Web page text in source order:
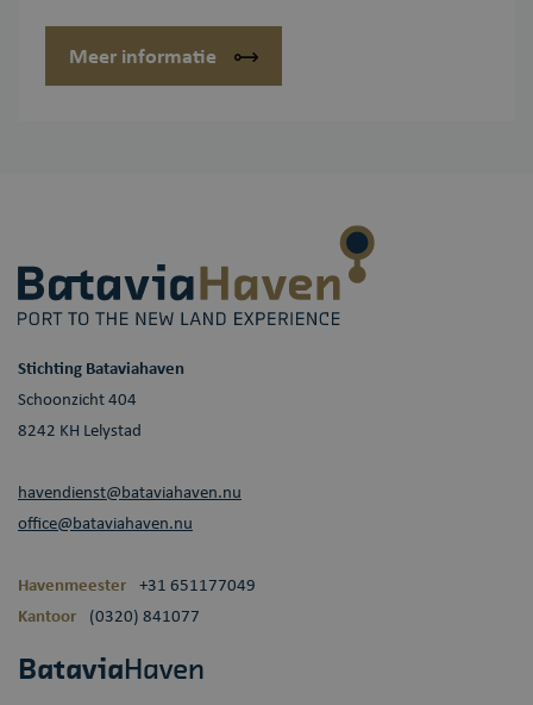
Meer informatie
Stichting Bataviahaven
Schoonzicht 404
8242 KH Lelystad
havendienst@bataviahaven.nu
office@bataviahaven.nu
Havenmeester +31 651177049
Kantoor (0320) 841077
BataviaHaven